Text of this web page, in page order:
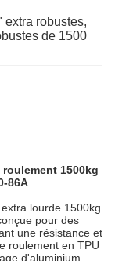
extra robustes
de 1500
1500kg
86A
lourde 1500kg
pour des
une résistance et
roulement en TPU
d'aluminium